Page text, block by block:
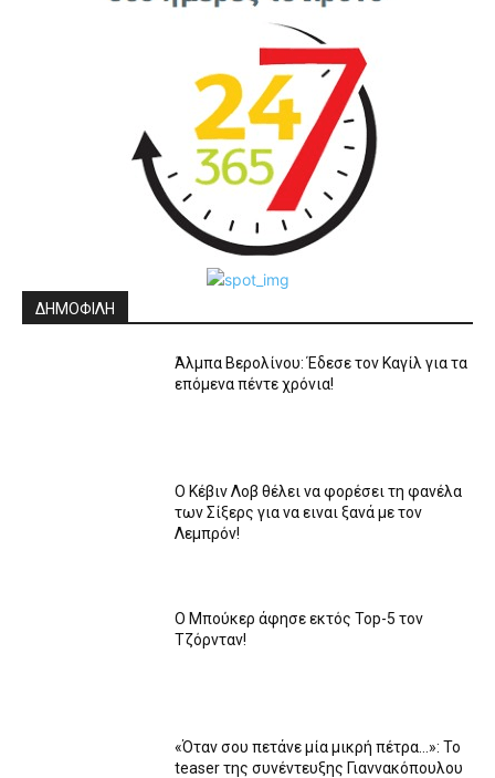
ΔΗΜΟΦΙΛΗ
Άλμπα Βερολίνου: Έδεσε τον Καγίλ για τα
επόμενα πέντε χρόνια!
Ο Κέβιν Λοβ θέλει να φορέσει τη φανέλα
των Σίξερς για να ειναι ξανά με τον
Λεμπρόν!
Ο Μπούκερ άφησε εκτός Top-5 τον
Τζόρνταν!
«Όταν σου πετάνε μία μικρή πέτρα…»: Το
teaser της συνέντευξης Γιαννακόπουλου